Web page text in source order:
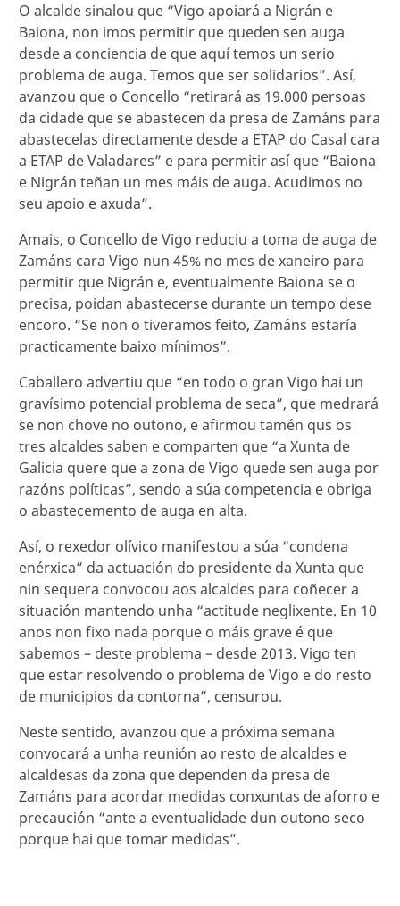
O alcalde sinalou que “Vigo apoiará a Nigrán e
Baiona, non imos permitir que queden sen auga
desde a conciencia de que aquí temos un serio
problema de auga. Temos que ser solidarios”. Así,
avanzou que o Concello “retirará as 19.000 persoas
da cidade que se abastecen da presa de Zamáns para
abastecelas directamente desde a ETAP do Casal cara
a ETAP de Valadares” e para permitir así que “Baiona
e Nigrán teñan un mes máis de auga. Acudimos no
seu apoio e axuda”.
Amais, o Concello de Vigo reduciu a toma de auga de
Zamáns cara Vigo nun 45% no mes de xaneiro para
permitir que Nigrán e, eventualmente Baiona se o
precisa, poidan abastecerse durante un tempo dese
encoro. “Se non o tiveramos feito, Zamáns estaría
practicamente baixo mínimos”.
Caballero advertiu que “en todo o gran Vigo hai un
gravísimo potencial problema de seca”, que medrará
se non chove no outono, e afirmou tamén qus os
tres alcaldes saben e comparten que “a Xunta de
Galicia quere que a zona de Vigo quede sen auga por
razóns políticas”, sendo a súa competencia e obriga
o abastecemento de auga en alta.
Así, o rexedor olívico manifestou a súa “condena
enérxica” da actuación do presidente da Xunta que
nin sequera convocou aos alcaldes para coñecer a
situación mantendo unha “actitude neglixente. En 10
anos non fixo nada porque o máis grave é que
sabemos – deste problema – desde 2013. Vigo ten
que estar resolvendo o problema de Vigo e do resto
de municipios da contorna”, censurou.
Neste sentido, avanzou que a próxima semana
convocará a unha reunión ao resto de alcaldes e
alcaldesas da zona que dependen da presa de
Zamáns para acordar medidas conxuntas de aforro e
precaución “ante a eventualidade dun outono seco
porque hai que tomar medidas”.